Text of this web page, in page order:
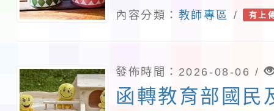
115年度第2期
說明，請查照。
內容分類： 教師專區 / 有上
發佈時間：2026-08-06 /
函轉教育部國民